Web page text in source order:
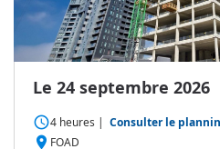
Le 24 septembre 2026
access_time4 heures | Consulter le
place FOAD